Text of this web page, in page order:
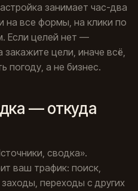
занимает час-два
на все формы, на клики по
Если целей нет —
цели, иначе всё,
погоду, а не бизнес.
— откуда
сводка».
ваш трафик: поиск,
переходы с других